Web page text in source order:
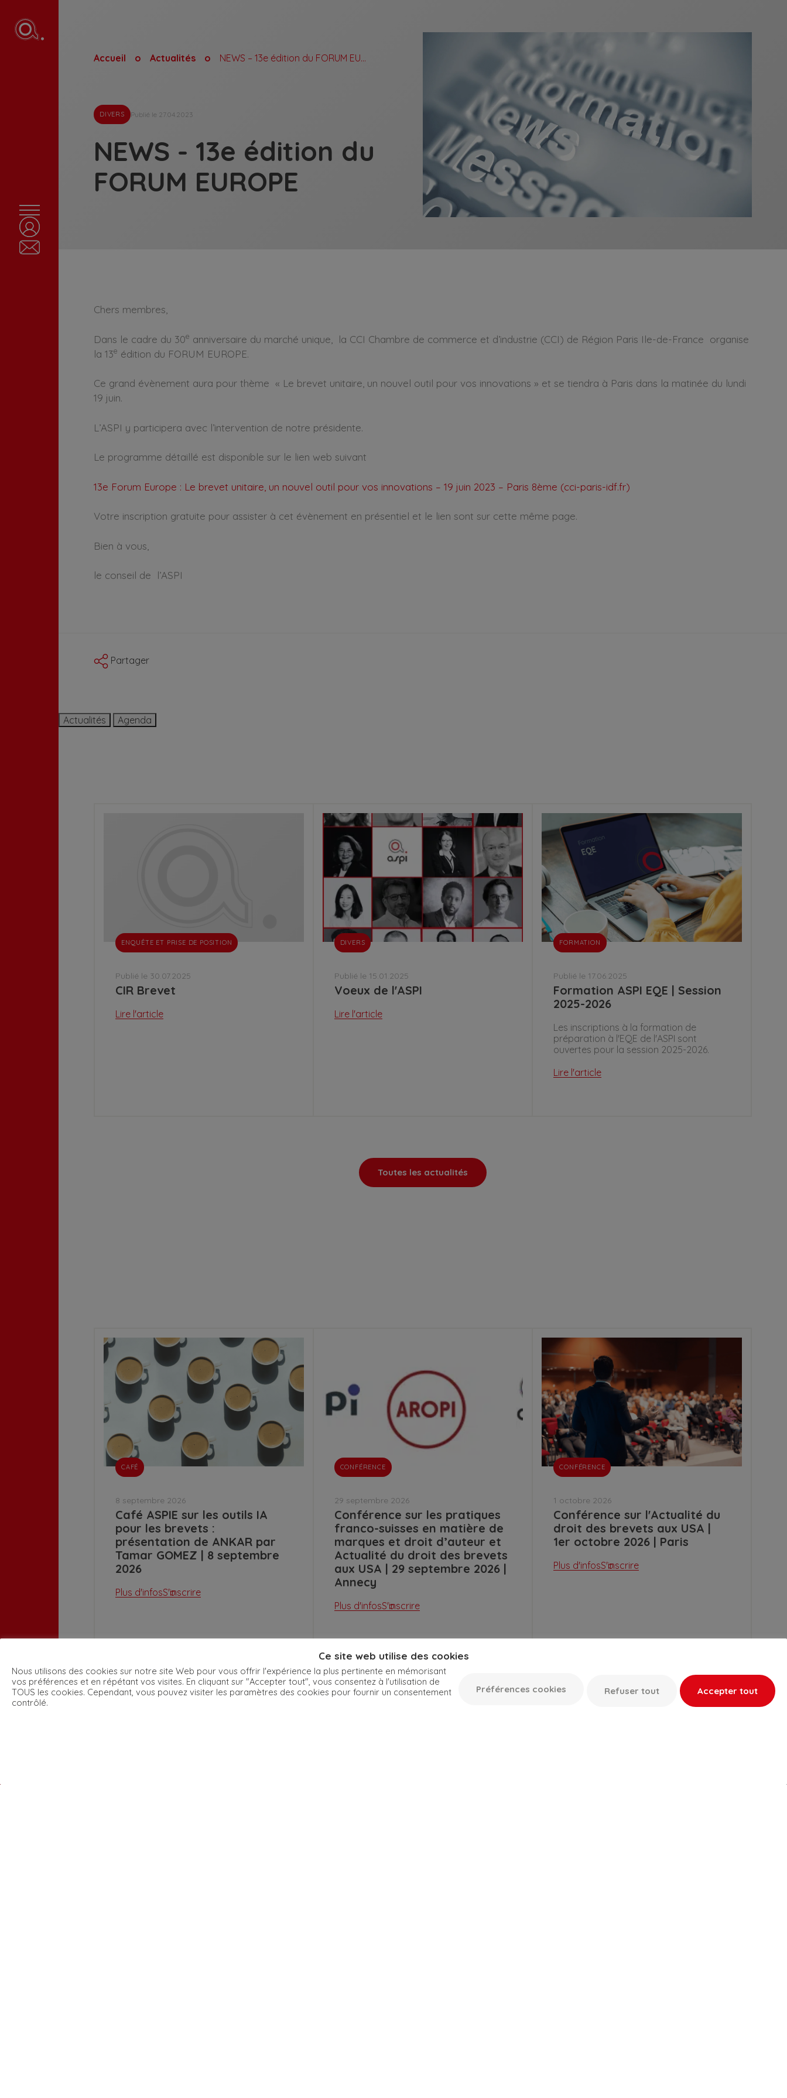
Accueil Actualités NEWS – 13e édition du FORUM EUROPE
DIVERS Publié le 27.04.2023
NEWS - 13e édition du
FORUM EUROPE
Chers membres,
Dans le cadre du 30e anniversaire du marché unique, la CCI Chambre de commerce et d’industrie (CCI) de Région Paris Ile-de-France organise
la 13e édition du FORUM EUROPE.
Ce grand évènement aura pour thème « Le brevet unitaire, un nouvel outil pour vos innovations » et se tiendra à Paris dans la matinée du lundi
19 juin.
L’ASPI y participera avec l’intervention de notre présidente.
Le programme détaillé est disponible sur le lien web suivant
13e Forum Europe : Le brevet unitaire, un nouvel outil pour vos innovations – 19 juin 2023 – Paris 8ème (cci-paris-idf.fr)
Votre inscription gratuite pour assister à cet évènement en présentiel et le lien sont sur cette même page.
Bien à vous,
le conseil de l’ASPI
Partager
Actualités Agenda
ENQUÊTE ET PRISE DE POSITION
Publié le 30.07.2025
CIR Brevet
Lire l'article
DIVERS
Publié le 15.01.2025
Voeux de l'ASPI
Lire l'article
FORMATION
Publié le 17.06.2025
Formation ASPI EQE | Session
2025-2026
Les inscriptions à la formation de
préparation à l'EQE de l'ASPI sont
ouvertes pour la session 2025-2026.
Lire l'article
Toutes les actualités
CAFÉ
8 septembre 2026
Café ASPIE sur les outils IA
pour les brevets :
présentation de ANKAR par
Tamar GOMEZ | 8 septembre
2026
Plus d'infosS'inscrire
CONFÉRENCE
29 septembre 2026
Conférence sur les pratiques
franco-suisses en matière de
marques et droit d’auteur et
Actualité du droit des brevets
aux USA | 29 septembre 2026 |
Annecy
Plus d'infosS'inscrire
CONFÉRENCE
1 octobre 2026
Conférence sur l'Actualité du
droit des brevets aux USA |
1er octobre 2026 | Paris
Plus d'infosS'inscrire
Ce site web utilise des cookies
Nous utilisons des cookies sur notre site Web pour vous offrir l'expérience la plus pertinente en mémorisant
vos préférences et en répétant vos visites. En cliquant sur "Accepter tout", vous consentez à l'utilisation de
TOUS les cookies. Cependant, vous pouvez visiter les paramètres des cookies pour fournir un consentement
contrôlé.
Préférences cookies Refuser tout Accepter tout